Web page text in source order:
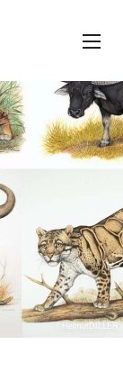
toggle
©HelmutDILLER